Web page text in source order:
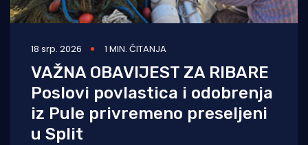
18 srp. 2026 1 MIN. ČITANJA
VAŽNA OBAVIJEST ZA RIBARE
Poslovi povlastica i odobrenja
iz Pule privremeno preseljeni
u Split